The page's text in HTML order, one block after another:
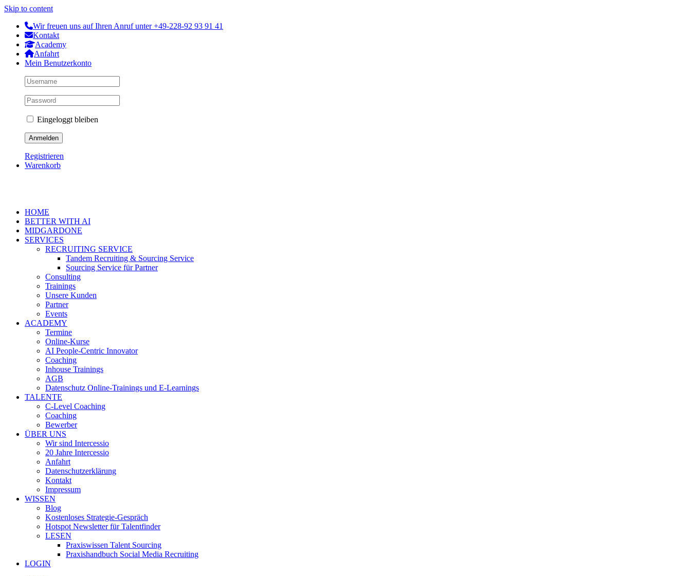
Skip to content
Wir freuen uns auf Ihren Anruf unter +49-228-92 93 91 41
Kontakt
Academy
Anfahrt
Mein Benutzerkonto
Eingeloggt bleiben
Registrieren
Warenkorb
HOME
BETTER WITH AI
MIDGARDONE
SERVICES
RECRUITING SERVICE
Tandem Recruiting & Sourcing Service
Sourcing Service für Partner
Consulting
Trainings
Unsere Kunden
Partner
Events
ACADEMY
Termine
Online-Kurse
AI People-Centric Innovator
Coaching
Inhouse Trainings
AGB
Datenschutz Online-Trainings und E-Learnings
TALENTE
C-Level Coaching
Coaching
Bewerber
ÜBER UNS
Wir sind Intercessio
20 Jahre Intercessio
Anfahrt
Datenschutzerklärung
Kontakt
Impressum
WISSEN
Blog
Kostenloses Strategie-Gespräch
Hotspot Newsletter für Talentfinder
LESEN
Praxiswissen Talent Sourcing
Praxishandbuch Social Media Recruiting
LOGIN